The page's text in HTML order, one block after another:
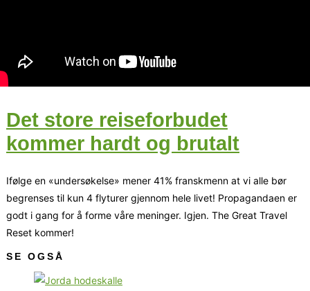
Det store reiseforbudet
kommer hardt og brutalt
Ifølge en «undersøkelse» mener 41% franskmenn at vi alle bør
begrenses til kun 4 flyturer gjennom hele livet! Propagandaen er
godt i gang for å forme våre meninger. Igjen. The Great Travel
Reset kommer!
SE OGSÅ